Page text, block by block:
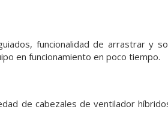
funcionalidad de arrastrar y
en funcionamiento en poco tiempo.
de cabezales de ventilador